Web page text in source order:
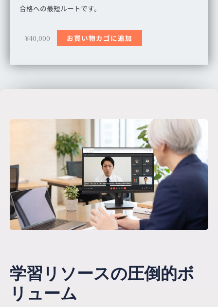
合格への最短ルートです。
¥40,000 お買い物カゴに追加
学習リソースの圧倒的ボ
リューム